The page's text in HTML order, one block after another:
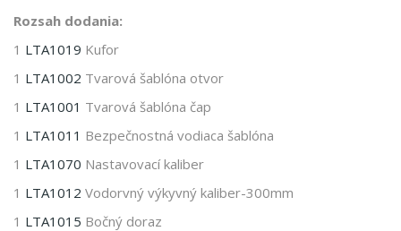
Rozsah dodania:
1 LTA1019 Kufor
1 LTA1002 Tvarová šablóna otvor
1 LTA1001 Tvarová šablóna čap
1 LTA1011 Bezpečnostná vodiaca šablóna
1 LTA1070 Nastavovací kaliber
1 LTA1012 Vodorvný výkyvný kaliber-300mm
1 LTA1015 Bočný doraz